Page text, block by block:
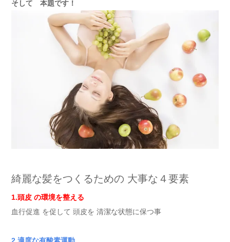
そして 本題です！
綺麗な髪をつくるための 大事な４要素
1.頭皮 の環境を整える
血行促進 を促して 頭皮を 清潔な状態に保つ事